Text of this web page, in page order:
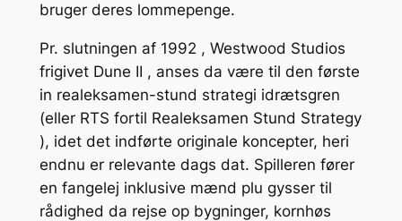
bruger deres lommepenge.
Pr. slutningen af 1992 , Westwood Studios
frigivet Dune II , anses da være til den første
in realeksamen-stund strategi idrætsgren
(eller RTS fortil Realeksamen Stund Strategy
), idet det indførte originale koncepter, heri
endnu er relevante dags dat. Spilleren fører
en fangelej inklusive mænd plu gysser til
rådighed da rejse op bygninger, kornhøs